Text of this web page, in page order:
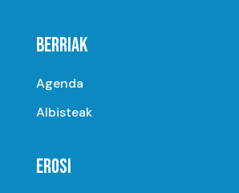
BERRIAK
Agenda
Albisteak
EROSI